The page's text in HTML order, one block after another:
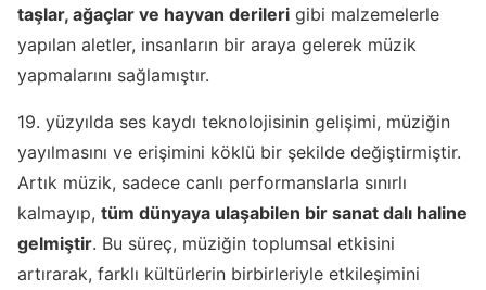
taşlar, ağaçlar ve hayvan derileri gibi malzemelerle
yapılan aletler, insanların bir araya gelerek müzik
yapmalarını sağlamıştır.
19. yüzyılda ses kaydı teknolojisinin gelişimi, müziğin
yayılmasını ve erişimini köklü bir şekilde değiştirmiştir.
Artık müzik, sadece canlı performanslarla sınırlı
kalmayıp, tüm dünyaya ulaşabilen bir sanat dalı haline
gelmiştir. Bu süreç, müziğin toplumsal etkisini
artırarak, farklı kültürlerin birbirleriyle etkileşimini